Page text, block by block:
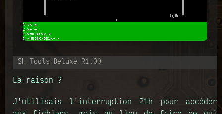
SH Tools Deluxe R1.00
La raison ?
J'utilisais l'interruption 21h pour accéder